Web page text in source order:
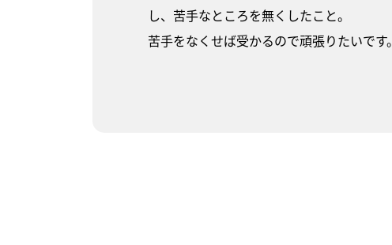
し、苦手なところを無くしたこと。
苦手をなくせば受かるので頑張りたいです。